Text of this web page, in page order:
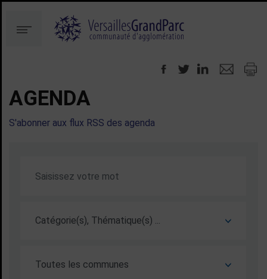
au
contenu
à
Menu
AGENDA
S'abonner aux flux RSS des agenda